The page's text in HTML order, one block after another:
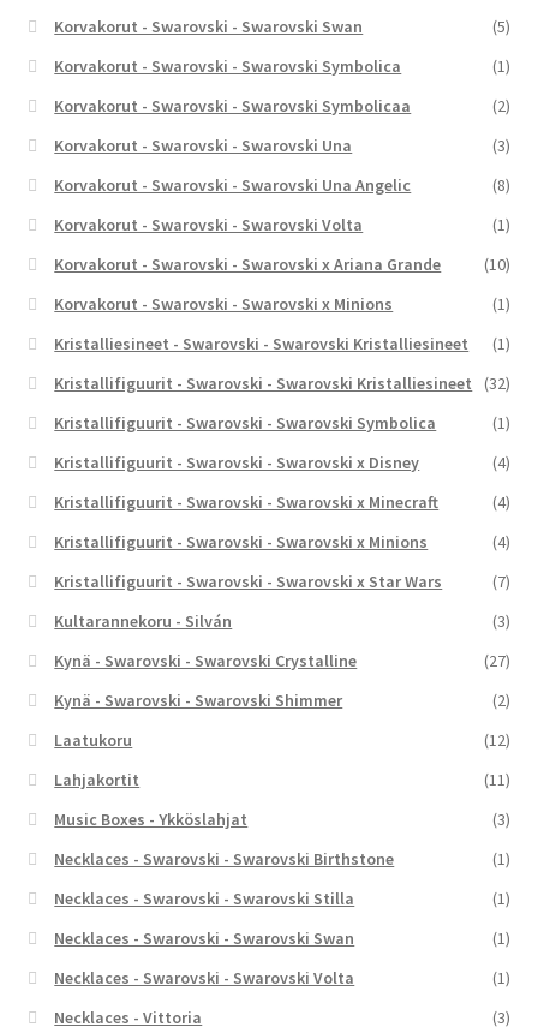
Korvakorut - Swarovski - Swarovski Swan
(5)
Korvakorut - Swarovski - Swarovski Symbolica
(1)
Korvakorut - Swarovski - Swarovski Symbolicaa
(2)
Korvakorut - Swarovski - Swarovski Una
(3)
Korvakorut - Swarovski - Swarovski Una Angelic
(8)
Korvakorut - Swarovski - Swarovski Volta
(1)
Korvakorut - Swarovski - Swarovski x Ariana Grande
(10)
Korvakorut - Swarovski - Swarovski x Minions
(1)
Kristalliesineet - Swarovski - Swarovski Kristalliesineet
(1)
Kristallifiguurit - Swarovski - Swarovski Kristalliesineet
(32)
Kristallifiguurit - Swarovski - Swarovski Symbolica
(1)
Kristallifiguurit - Swarovski - Swarovski x Disney
(4)
Kristallifiguurit - Swarovski - Swarovski x Minecraft
(4)
Kristallifiguurit - Swarovski - Swarovski x Minions
(4)
Kristallifiguurit - Swarovski - Swarovski x Star Wars
(7)
Kultarannekoru - Silván
(3)
Kynä - Swarovski - Swarovski Crystalline
(27)
Kynä - Swarovski - Swarovski Shimmer
(2)
Laatukoru
(12)
Lahjakortit
(11)
Music Boxes - Ykköslahjat
(3)
Necklaces - Swarovski - Swarovski Birthstone
(1)
Necklaces - Swarovski - Swarovski Stilla
(1)
Necklaces - Swarovski - Swarovski Swan
(1)
Necklaces - Swarovski - Swarovski Volta
(1)
Necklaces - Vittoria
(3)